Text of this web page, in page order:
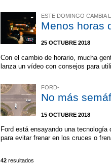
ESTE DOMINGO CAMBIA
Menos horas
25 OCTUBRE 2018
Con el cambio de horario, mucha
lanza un vídeo con consejos para
FORD-
No más
15 OCTUBRE 2018
Ford está ensayando una
para evitar frenar en los cruces o
42 resultados